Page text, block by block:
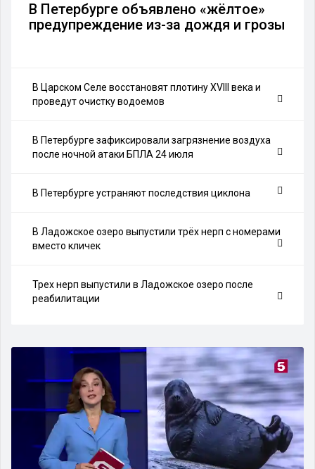
В Петербурге объявлено «жёлтое»
предупреждение из-за дождя и грозы
В Царском Селе восстановят плотину XVIII века и
проведут очистку водоемов
В Петербурге зафиксировали загрязнение воздуха
после ночной атаки БПЛА 24 июля
В Петербурге устраняют последствия циклона
В Ладожское озеро выпустили трёх нерп с номерами
вместо кличек
Трех нерп выпустили в Ладожское озеро после
реабилитации